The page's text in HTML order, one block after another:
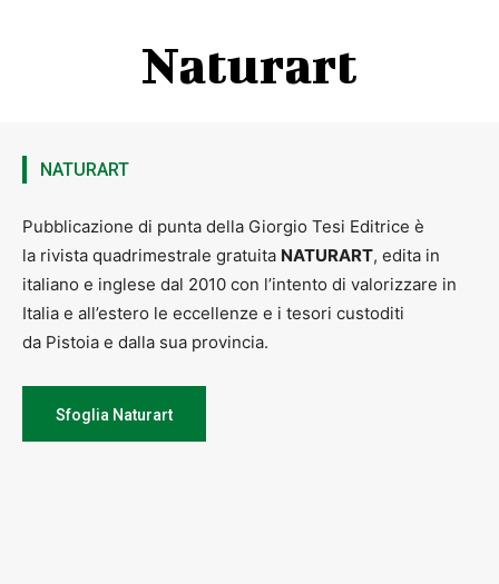
Naturart
NATURART
Pubblicazione di punta della Giorgio Tesi Editrice è
la rivista quadrimestrale gratuita NATURART, edita in
italiano e inglese dal 2010 con l’intento di valorizzare in
Italia e all’estero le eccellenze e i tesori custoditi
da Pistoia e dalla sua provincia.
Sfoglia Naturart